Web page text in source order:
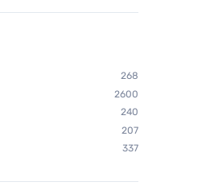
268
2600
240
207
337